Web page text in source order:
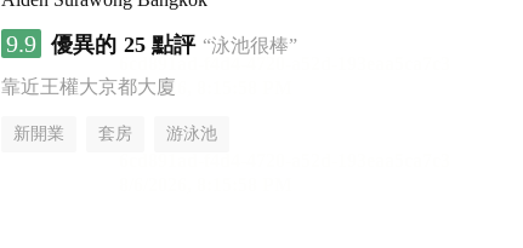
9.9 優異的 25 點評 “泳池很棒”
靠近王權大京都大廈
新開業 套房 游泳池